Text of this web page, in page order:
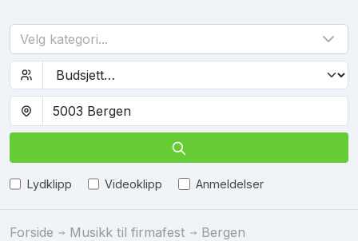
Velg kategori...
Lydklipp Videoklipp Anmeldelser
Forside Musikk til firmafest Bergen